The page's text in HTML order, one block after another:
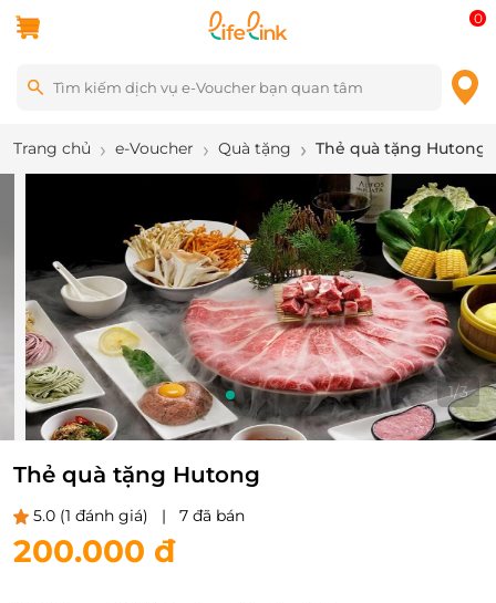
0
Trang chủ e-Voucher Quà tặng Thẻ quà tặng Hutong
1/3
Thẻ quà tặng Hutong
5.0 (1 đánh giá) | 7 đã bán
200.000 đ